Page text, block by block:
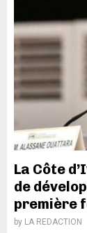
La Côte
de
première
by LA REDACTION